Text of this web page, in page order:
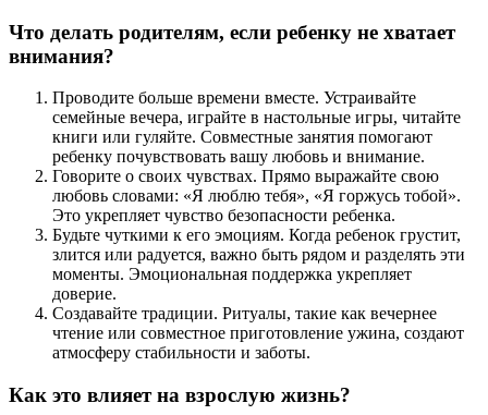
Что делать родителям, если ребенку не хватает
внимания?
Проводите больше времени вместе. Устраивайте
семейные вечера, играйте в настольные игры, читайте
книги или гуляйте. Совместные занятия помогают
ребенку почувствовать вашу любовь и внимание.
Говорите о своих чувствах. Прямо выражайте свою
любовь словами: «Я люблю тебя», «Я горжусь тобой».
Это укрепляет чувство безопасности ребенка.
Будьте чуткими к его эмоциям. Когда ребенок грустит,
злится или радуется, важно быть рядом и разделять эти
моменты. Эмоциональная поддержка укрепляет
доверие.
Создавайте традиции. Ритуалы, такие как вечернее
чтение или совместное приготовление ужина, создают
атмосферу стабильности и заботы.
Как это влияет на взрослую жизнь?